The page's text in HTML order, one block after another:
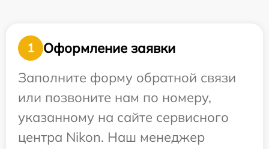
1
Оформление заявки
Заполните форму обратной связи
или позвоните нам по номеру,
указанному на сайте сервисного
центра Nikon. Наш менеджер